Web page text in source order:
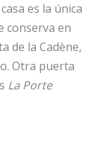
es la única
conserva en
de la Cadène,
Otra puerta
La Porte